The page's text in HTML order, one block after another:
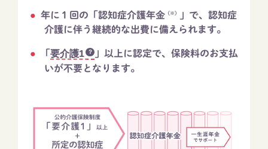
年に１回の「認知症介護年金 （※） 」で、認知症
介護に伴う継続的な出費に備えられます。​
「 要介護1 」以上に認定で、保険料のお支払
いが不要となります。